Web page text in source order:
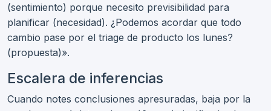
(sentimiento) porque necesito previsibilidad para
planificar (necesidad). ¿Podemos acordar que todo
cambio pase por el triage de producto los lunes?
(propuesta)».
Escalera de inferencias
Cuando notes conclusiones apresuradas, baja por la